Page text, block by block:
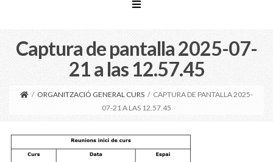
Captura de pantalla 2025-07-
21 a las 12.57.45
/ ORGANITZACIÓ GENERAL CURS / CAPTURA DE PANTALLA 2025-
07-21 A LAS 12.57.45